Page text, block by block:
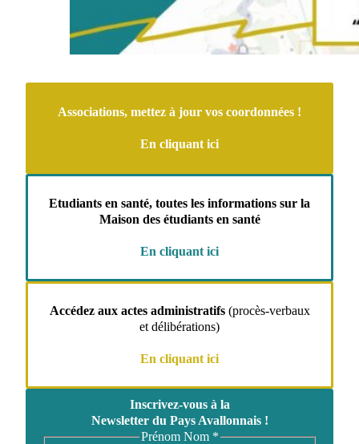
Associations, mettez à jour vos coordonnées !
En cliquant ici
Etudiants en santé, toutes les informations sur la
Maison des étudiants en santé
En cliquant ici
Accédez aux actes administratifs(procès-verbaux
et délibérations)
En cliquant ici
Inscrivez-vous à la
Newsletter du Pays Avallonnais !
Prénom Nom *